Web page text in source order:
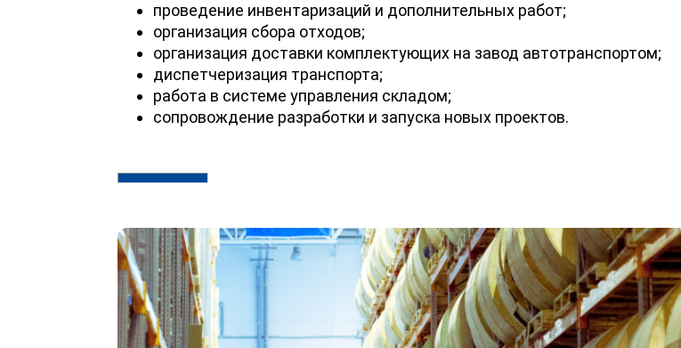
проведение инвентаризаций и дополнительных работ;
организация сбора отходов;
организация доставки комплектующих на завод автотранспортом;
диспетчеризация транспорта;
работа в системе управления складом;
сопровождение разработки и запуска новых проектов.